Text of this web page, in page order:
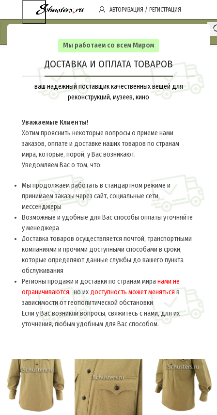
Мы работаем со всем Миром
ДОСТАВКА И ОПЛАТА ТОВАРОВ
ваш надежный поставщик качественных вещей для
реконструкций, музеев, кино
Уважаемые Клиенты!
Хотим прояснить некоторые вопросы о приеме нами
заказов, оплате и доставке наших товаров по странам
мира, которые, порой, у Вас возникают.
Уведомляем Вас о том, что:
Мы продолжаем работать в стандартном режиме и
принимаем заказы через сайт, социальные сети,
мессенджеры
Возможные и удобные для Вас способы оплаты уточняйте
у менеджера
Доставка товаров осуществляется почтой, транспортными
компаниями и прочими доступными способами в сроки,
которые определяют данные службы до вашего пункта
обслуживания
Регионы продажи и доставки по странам миранами не
ограничиваются, но их доступность может меняться в
зависимости от геополитической обстановки
Если у Вас возникли вопросы, свяжитесь с нами, для их
уточнения, любым удобным для Вас способом.
АВТОРИЗАЦИЯ / РЕГИСТРАЦИЯ